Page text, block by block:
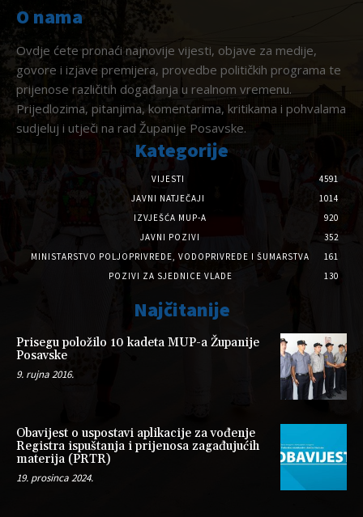
O nama
Ovdje ćete pronaći najnovije vijesti, objave za medije,
govore i izjave premijera, provedbe političkih programa te
prijenose različitih događanja u realnom vremenu.
Prijedlozima, pitanjima, komentarima, kritikama i pohvalama
sudjeluj i utječi na rad Županije Posavske.
Kategorije
VIJESTI
4591
JAVNI NATJEČAJI
1014
IZVJEŠĆA MUP-A
920
JAVNI POZIVI
352
MINISTARSTVO POLJOPRIVREDE, VODOPRIVREDE I ŠUMARSTVA
161
POZIVI ZA SJEDNICE VLADE
130
Najčitanije
Prisegu položilo 10 kadeta MUP-a Županije
Posavske
9. rujna 2016.
Obavijest o uspostavi aplikacije za vođenje
Registra ispuštanja i prijenosa zagađujućih
materija (PRTR)
19. prosinca 2024.